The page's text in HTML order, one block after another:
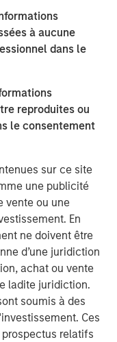
à aucune
dans le
reproduites ou
le consentement
sur ce site
une publicité
vente ou une
En
ne doivent être
d’une juridiction
achat ou vente
ladite juridiction.
soumis à des
Ces
relatifs
Ten
of